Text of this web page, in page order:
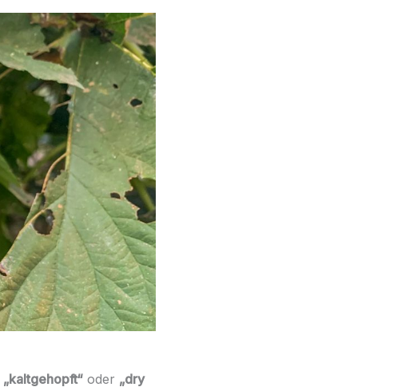
„kaltgehopft“ oder „dry